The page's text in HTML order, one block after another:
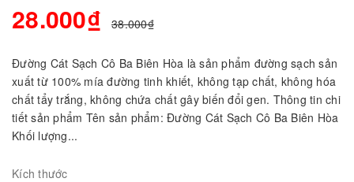
28.000₫ 38.000₫
Đường Cát Sạch Cô Ba Biên Hòa là sản phẩm đường sạch sản
xuất từ 100% mía đường tinh khiết, không tạp chất, không hóa
chất tẩy trắng, không chứa chất gây biến đổi gen. Thông tin chi
tiết sản phẩm Tên sản phẩm: Đường Cát Sạch Cô Ba Biên Hòa
Khối lượng...
Kích thước